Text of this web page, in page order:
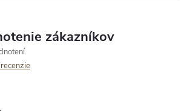
zákazníkov